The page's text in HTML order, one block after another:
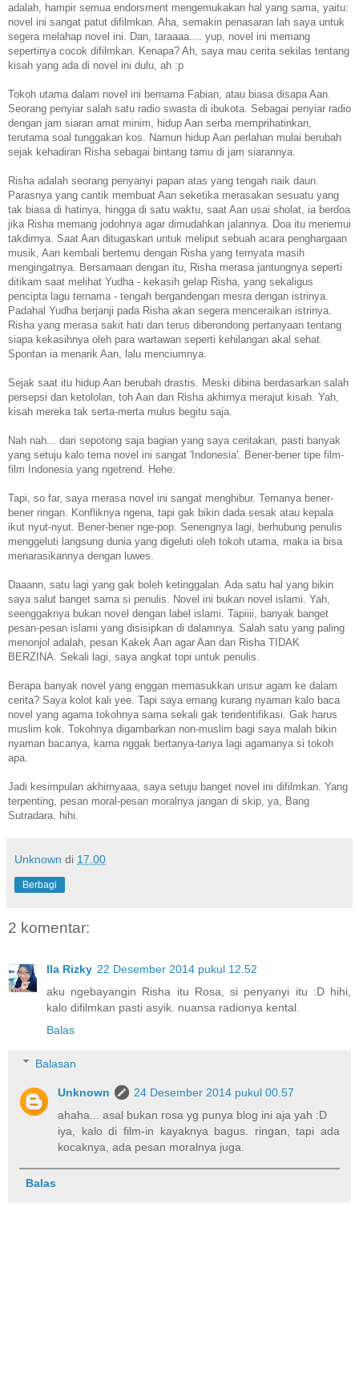
adalah, hampir semua endorsment mengemukakan hal yang sama, yaitu:
novel ini sangat patut difilmkan. Aha, semakin penasaran lah saya untuk
segera melahap novel ini. Dan, taraaaa.... yup, novel ini memang
sepertinya cocok difilmkan. Kenapa? Ah, saya mau cerita sekilas tentang
kisah yang ada di novel ini dulu, ah :p
Tokoh utama dalam novel ini bernama Fabian, atau biasa disapa Aan.
Seorang penyiar salah satu radio swasta di ibukota. Sebagai penyiar radio
dengan jam siaran amat minim, hidup Aan serba memprihatinkan,
terutama soal tunggakan kos. Namun hidup Aan perlahan mulai berubah
sejak kehadiran Risha sebagai bintang tamu di jam siarannya.
Risha adalah seorang penyanyi papan atas yang tengah naik daun.
Parasnya yang cantik membuat Aan seketika merasakan sesuatu yang
tak biasa di hatinya, hingga di satu waktu, saat Aan usai sholat, ia berdoa
jika Risha memang jodohnya agar dimudahkan jalannya. Doa itu menemui
takdirnya. Saat Aan ditugaskan untuk meliput sebuah acara penghargaan
musik, Aan kembali bertemu dengan Risha yang ternyata masih
mengingatnya. Bersamaan dengan itu, Risha merasa jantungnya seperti
ditikam saat melihat Yudha - kekasih gelap Risha, yang sekaligus
pencipta lagu ternama - tengah bergandengan mesra dengan istrinya.
Padahal Yudha berjanji pada Risha akan segera menceraikan istrinya.
Risha yang merasa sakit hati dan terus diberondong pertanyaan tentang
siapa kekasihnya oleh para wartawan seperti kehilangan akal sehat.
Spontan ia menarik Aan, lalu menciumnya.
Sejak saat itu hidup Aan berubah drastis. Meski dibina berdasarkan salah
persepsi dan ketololan, toh Aan dan Risha akhirnya merajut kisah. Yah,
kisah mereka tak serta-merta mulus begitu saja.
Nah nah... dari sepotong saja bagian yang saya ceritakan, pasti banyak
yang setuju kalo tema novel ini sangat 'Indonesia'. Bener-bener tipe film-
film Indonesia yang ngetrend. Hehe.
Tapi, so far, saya merasa novel ini sangat menghibur. Temanya bener-
bener ringan. Konfliknya ngena, tapi gak bikin dada sesak atau kepala
ikut nyut-nyut. Bener-bener nge-pop. Senengnya lagi, berhubung penulis
menggeluti langsung dunia yang digeluti oleh tokoh utama, maka ia bisa
menarasikannya dengan luwes.
Daaann, satu lagi yang gak boleh ketinggalan. Ada satu hal yang bikin
saya salut banget sama si penulis. Novel ini bukan novel islami. Yah,
seenggaknya bukan novel dengan label islami. Tapiiii, banyak banget
pesan-pesan islami yang disisipkan di dalamnya. Salah satu yang paling
menonjol adalah, pesan Kakek Aan agar Aan dan Risha TIDAK
BERZINA. Sekali lagi, saya angkat topi untuk penulis.
Berapa banyak novel yang enggan memasukkan unsur agam ke dalam
cerita? Saya kolot kali yee. Tapi saya emang kurang nyaman kalo baca
novel yang agama tokohnya sama sekali gak teridentifikasi. Gak harus
muslim kok. Tokohnya digambarkan non-muslim bagi saya malah bikin
nyaman bacanya, karna nggak bertanya-tanya lagi agamanya si tokoh
apa.
Jadi kesimpulan akhirnyaaa, saya setuju banget novel ini difilmkan. Yang
terpenting, pesan moral-pesan moralnya jangan di skip, ya, Bang
Sutradara. hihi.
Unknown di 17.00
Berbagi
2 komentar:
Ila Rizky 22 Desember 2014 pukul 12.52
aku ngebayangin Risha itu Rosa, si penyanyi itu :D hihi,
kalo difilmkan pasti asyik. nuansa radionya kental.
Balas
Balasan
Unknown
24 Desember 2014 pukul 00.57
ahaha... asal bukan rosa yg punya blog ini aja yah :D
iya, kalo di film-in kayaknya bagus. ringan, tapi ada
kocaknya, ada pesan moralnya juga.
Balas